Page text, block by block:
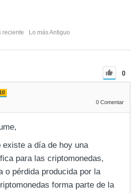
reciente Lo más Antiguo
0
0 Comentar
existe a día de hoy una
para las criptomonedas,
o pérdida producida por la
forma parte de la